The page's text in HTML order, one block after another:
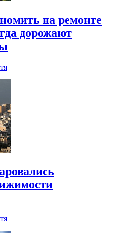
на ремонте
дорожают